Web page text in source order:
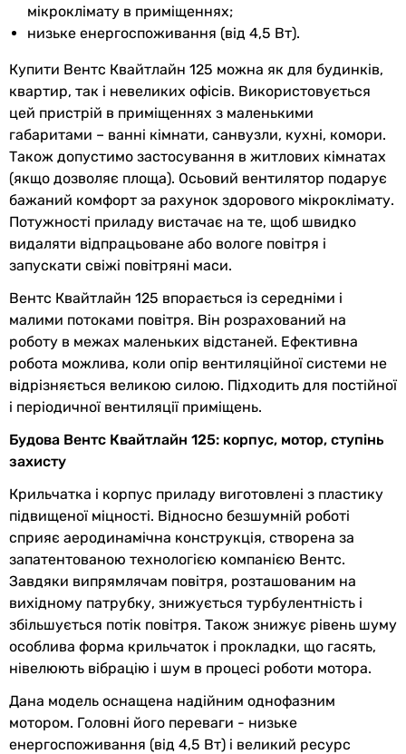
Тип двигуна AC
швидкостей
Min
температура
переміщуваного
повітря
-20 °C
Max
температура
переміщуваного
45 °C
Частота обертів 2250 об/хв
Вид припливний,витяжний
Конструкція
осьовий
Установка
приміщення
для туалету
, для гроубокса,
для лазні
Виробництво Україна
Колекції Вентс Квайтлайн
4823059351536
Фізичні характеристики
мікроклімату в приміщеннях;
низьке енергоспоживання (від 4,5 Вт).
Купити Вентс Квайтлайн 125 можна як для будинків,
квартир, так і невеликих офісів. Використовується
цей пристрій в приміщеннях з маленькими
габаритами – ванні кімнати, санвузли, кухні, комори.
Також допустимо застосування в житлових кімнатах
(якщо дозволяє площа). Осьовий вентилятор подарує
бажаний комфорт за рахунок здорового мікроклімату.
Потужності приладу вистачає на те, щоб швидко
видаляти відпрацьоване або вологе повітря і
запускати свіжі повітряні маси.
Вентс Квайтлайн 125 впорається із середніми і
малими потоками повітря. Він розрахований на
роботу в межах маленьких відстаней. Ефективна
робота можлива, коли опір вентиляційної системи не
відрізняється великою силою. Підходить для постійної
і періодичної вентиляції приміщень.
Будова Вентс Квайтлайн 125: корпус, мотор, ступінь
захисту
Крильчатка і корпус приладу виготовлені з пластику
підвищеної міцності. Відносно безшумній роботі
сприяє аеродинамічна конструкція, створена за
запатентованою технологією компанією Вентс.
Завдяки випрямлячам повітря, розташованим на
вихідному патрубку, знижується турбулентність і
збільшується потік повітря. Також знижує рівень шуму
особлива форма крильчаток і прокладки, що гасять,
нівелюють вібрацію і шум в процесі роботи мотора.
Дана модель оснащена надійним однофазним
мотором. Головні його переваги - низьке
енергоспоживання (від 4,5 Вт) і великий ресурс